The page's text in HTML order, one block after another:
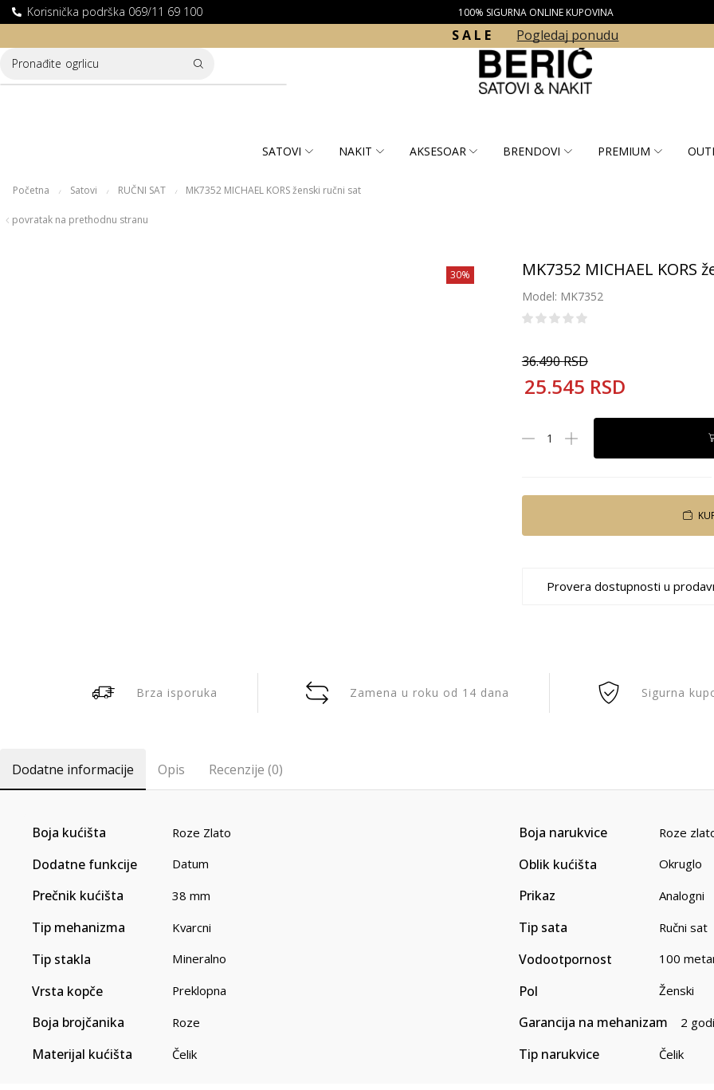
Korisnička podrška 069/11 69 100
DOSTAVA ZA KUPOVINE PREKO 10.000 RSD 100% SIGURNA ONLINE KUPOVINA
S A L E Pogledaj ponudu
Pronađite ogrlicu
SATOVI NAKIT AKSESOAR BRENDOVI PREMIUM
Početna / Satovi / RUČNI SAT / MK7352 MICHAEL KORS ženski ručni sat
povratak na prethodnu stranu
30% MK7352 MICHAEL KORS
Model: MK7352
36.490RSD
25.545 RSD
Provera dostupnosti u
Brza isporuka Zamena u roku od 14 dana Sigurna
Dodatne informacije Opis Recenzije (0)
Boja kućišta Roze Zlato Boja narukvice Roze
Dodatne funkcije Datum Oblik kućišta Okruglo
Prečnik kućišta 38 mm Prikaz Analogni
Tip mehanizma Kvarcni Tip sata Ručni sat
Tip stakla Mineralno Vodootpornost 100
Vrsta kopče Preklopna Pol Ženski
Boja brojčanika Roze Garancija na mehanizam 2
Materijal kućišta Čelik Tip narukvice Čelik